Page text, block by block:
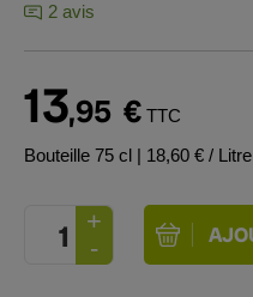
2 avis
13,95 € TTC
Bouteille 75 cl | 18,60 € / Litre